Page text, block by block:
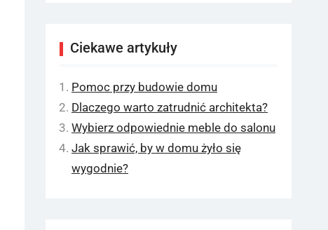
Ciekawe artykuły
Pomoc przy budowie domu
Dlaczego warto zatrudnić architekta?
Wybierz odpowiednie meble do salonu
Jak sprawić, by w domu żyło się
wygodnie?